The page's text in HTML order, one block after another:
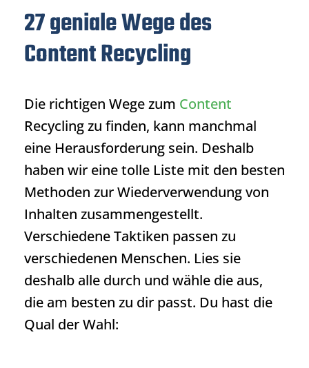
27 geniale Wege des
Content Recycling
Die richtigen Wege zum Content
Recycling zu finden, kann manchmal
eine Herausforderung sein. Deshalb
haben wir eine tolle Liste mit den besten
Methoden zur Wiederverwendung von
Inhalten zusammengestellt.
Verschiedene Taktiken passen zu
verschiedenen Menschen. Lies sie
deshalb alle durch und wähle die aus,
die am besten zu dir passt. Du hast die
Qual der Wahl: